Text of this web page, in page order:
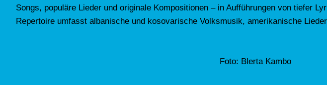
Songs, populäre Lieder und originale Kompositionen – in Aufführungen von tiefer
Repertoire umfasst albanische und kosovarische Volksmusik, amerikanische
Foto: Blerta Kambo